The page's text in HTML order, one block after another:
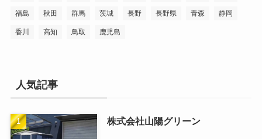
福島 秋田 群馬 茨城 長野 長野県 青森 静岡
香川 高知 鳥取 鹿児島
人気記事
株式会社山陽グリーン